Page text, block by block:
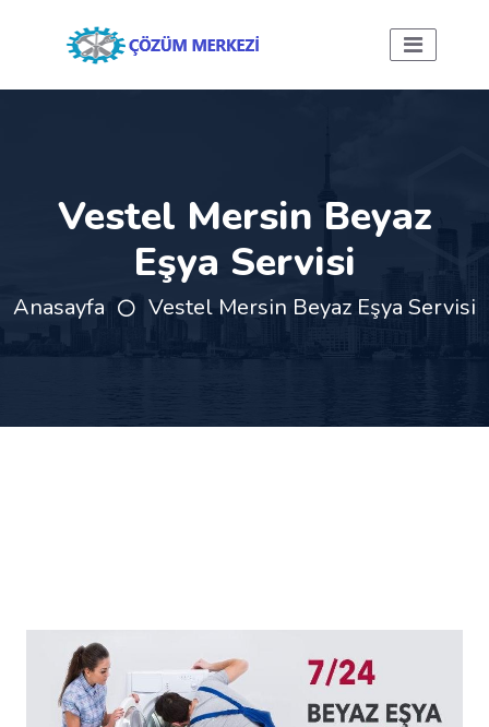
Vestel Mersin Beyaz
Eşya Servisi
Anasayfa Vestel Mersin Beyaz Eşya Servisi